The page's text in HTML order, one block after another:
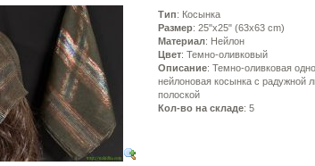
Тип: Косынка
Размер: 25"x25" (63x63 cm)
Материал: Нейлон
Цвет: Темно-оливковый
Описание: Темно-оливковая
нейлоновая косынка с радужной
полоской
Кол-во на складе: 5